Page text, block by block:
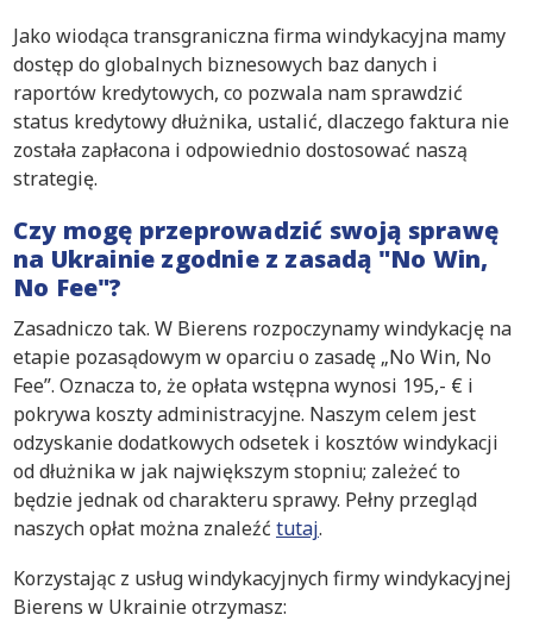
Jako wiodąca transgraniczna firma windykacyjna mamy
dostęp do globalnych biznesowych baz danych i
raportów kredytowych, co pozwala nam sprawdzić
status kredytowy dłużnika, ustalić, dlaczego faktura nie
została zapłacona i odpowiednio dostosować naszą
strategię.
Czy mogę przeprowadzić swoją sprawę
na Ukrainie zgodnie z zasadą "No Win,
No Fee"?
Zasadniczo tak. W Bierens rozpoczynamy windykację na
etapie pozasądowym w oparciu o zasadę „No Win, No
Fee”. Oznacza to, że opłata wstępna wynosi 195,- € i
pokrywa koszty administracyjne. Naszym celem jest
odzyskanie dodatkowych odsetek i kosztów windykacji
od dłużnika w jak największym stopniu; zależeć to
będzie jednak od charakteru sprawy. Pełny przegląd
naszych opłat można znaleźć tutaj.
Korzystając z usług windykacyjnych firmy windykacyjnej
Bierens w Ukrainie otrzymasz: